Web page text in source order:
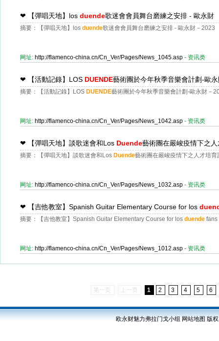
❤ 【彈唱天地】los duende歌迷會會員舞台磨練之安排 - 歐永財
摘要：【彈唱天地】los duende歌迷會會員舞台磨練之安排 - 歐永財－2023
网址: http://flamenco-china.cn/Cn_Ver/Pages/News_1045.asp - 资讯类
❤ 【活動記錄】LOS DUENDE藝術團於今年秋季音樂會計劃-歐
摘要：【活動記錄】LOS DUENDE藝術團於今年秋季音樂會計劃-歐永財－
网址: http://flamenco-china.cn/Cn_Ver/Pages/News_1042.asp - 资讯类
❤ 【彈唱天地】談歌迷會和Los Duende藝術團在嚴峻疫情下之
摘要：【彈唱天地】談歌迷會和Los Duende藝術團在嚴峻疫情下之人才培
网址: http://flamenco-china.cn/Cn_Ver/Pages/News_1032.asp - 资讯类
❤ 【吉他教室】Spanish Guitar Elementary Course for los
摘要：【吉他教室】Spanish Guitar Elementary Course for los duende fans
网址: http://flamenco-china.cn/Cn_Ver/Pages/News_1012.asp - 资讯类
第一页 上一页 1 2 3 4 5 6
欧永财魅力弗拉门戈小组 网站地图 版